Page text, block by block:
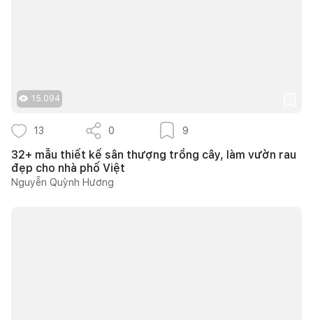
15.094
13 0 9
32+ mẫu thiết kế sân thượng trồng cây, làm vườn rau
đẹp cho nhà phố Việt
Nguyễn Quỳnh Hương